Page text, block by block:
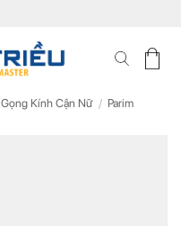
Gọng Kính Cận Nữ / Parim